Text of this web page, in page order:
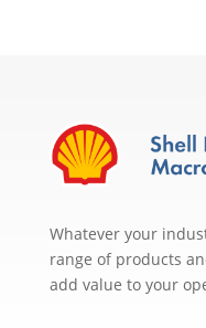
Whatever your
range of products
add value to your